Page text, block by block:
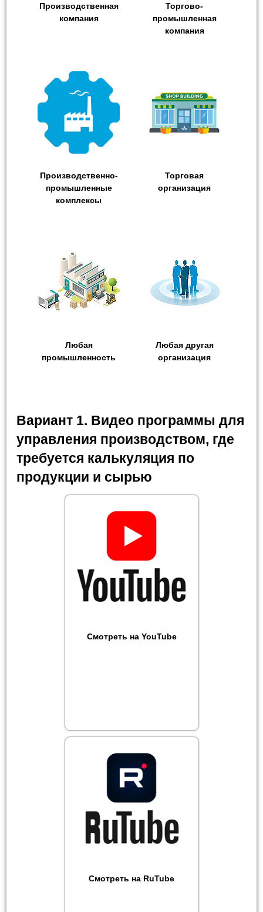
Производственная
компания
Торгово-
промышленная
компания
Производственно-
промышленные
комплексы
Торговая
организация
Любая
промышленность
Любая другая
организация
Вариант 1. Видео программы для
управления производством, где
требуется калькуляция по
продукции и сырью
Смотреть на YouTube
Смотреть на RuTube